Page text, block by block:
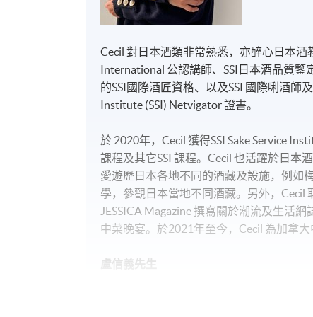
Cecil 對日本酒類非常熟悉，亦醉心日本酒
International 公認講師、SSI日本酒品質
的SSI國際酒匠資格、以及SSI 國際唎酒師
Institute (SSI) Netvigator 證書。
於 2020年，Cecil 獲得SSI Sake Service
課程及其它SSI 課程。Cecil 也活躍於日本
愛遊歷日本各地不同的酒藏及設施，例如
學，參觀日本當地不同酒藏。另外，Cecil
JESSICA Magazine 撰寫關於潮流及生活
中菜晚宴。於2021年至今，Cecil 為加拿
盧信義先生